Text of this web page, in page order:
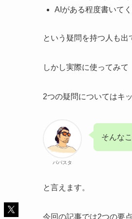
AIがある程度書いて
という疑問を持つ人も出
しかし実際に使ってみて
2つの疑問についてはキ
パパスタ
そんな
と言えます。
今回の記事では2つの要